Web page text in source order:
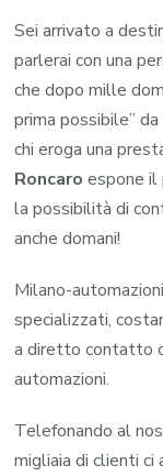
Sei arrivato a
parlerai con una
che dopo mille
prima possibile”
chi eroga una
Roncaro espone il
la possibilità di
anche domani!
Milano-
specializzati,
a diretto contatto
automazioni.
Telefonando al
migliaia di clienti ci